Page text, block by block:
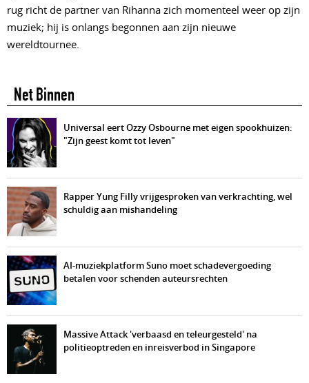
rug richt de partner van Rihanna zich momenteel weer op zijn
muziek; hij is onlangs begonnen aan zijn nieuwe
wereldtournee.
Net Binnen
Universal eert Ozzy Osbourne met eigen spookhuizen:
"Zijn geest komt tot leven"
Rapper Yung Filly vrijgesproken van verkrachting, wel
schuldig aan mishandeling
AI-muziekplatform Suno moet schadevergoeding
betalen voor schenden auteursrechten
Massive Attack 'verbaasd en teleurgesteld' na
politieoptreden en inreisverbod in Singapore